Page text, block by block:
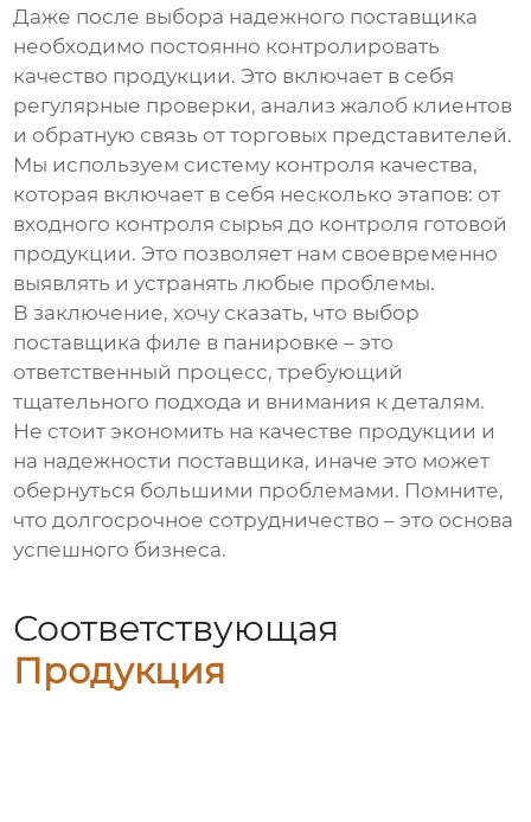
Даже после выбора надежного поставщика
необходимо постоянно контролировать
качество продукции. Это включает в себя
регулярные проверки, анализ жалоб клиентов
и обратную связь от торговых представителей.
Мы используем систему контроля качества,
которая включает в себя несколько этапов: от
входного контроля сырья до контроля готовой
продукции. Это позволяет нам своевременно
выявлять и устранять любые проблемы.
В заключение, хочу сказать, что выбор
поставщика филе в панировке – это
ответственный процесс, требующий
тщательного подхода и внимания к деталям.
Не стоит экономить на качестве продукции и
на надежности поставщика, иначе это может
обернуться большими проблемами. Помните,
что долгосрочное сотрудничество – это основа
успешного бизнеса.
Соответствующая
Продукция